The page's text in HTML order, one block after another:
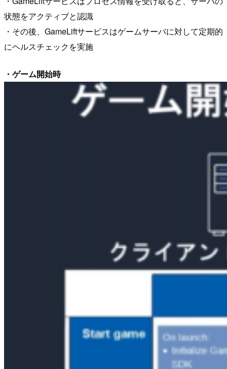
状態をアクティブと認識
・その後、GameLiftサービスはゲームサーバに対して定期的
にヘルスチェックを実施
・ゲーム開始時